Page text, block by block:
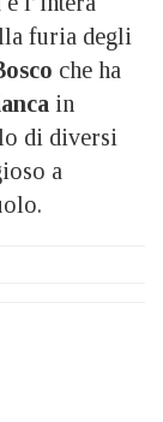
furia degli
che ha
in
di diversi
a